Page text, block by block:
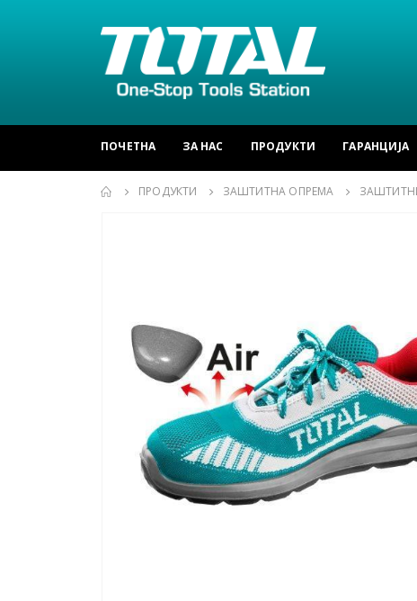
ПОЧЕТНА ЗА НАС ПРОДУКТИ ГАРАНЦИЈА
ПРОДУКТИ ЗАШТИТНА ОПРЕМА